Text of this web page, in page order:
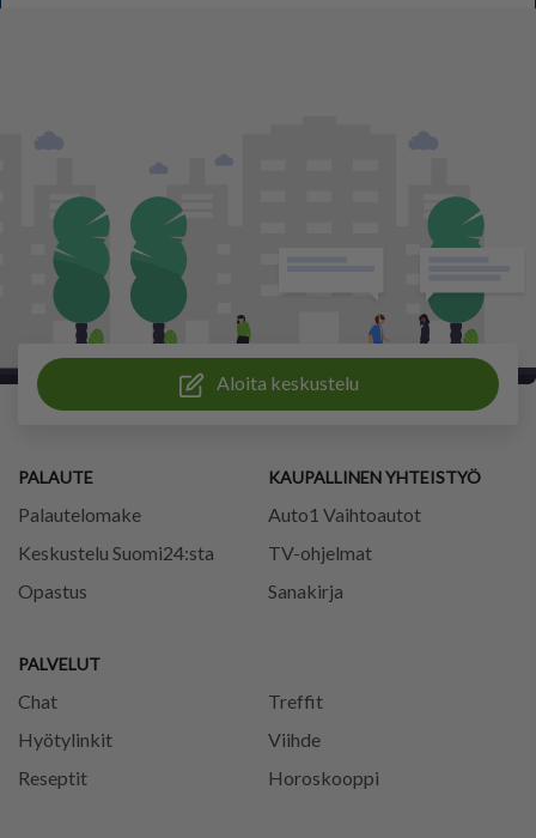
Aloita keskustelu
PALAUTE
Palautelomake
Keskustelu Suomi24:sta
Opastus
PALVELUT
Chat
Treffit
Hyötylinkit
Viihde
Reseptit
Horoskooppi
KAUPALLINEN YHTEISTYÖ
Auto1 Vaihtoautot
TV-ohjelmat
Sanakirja